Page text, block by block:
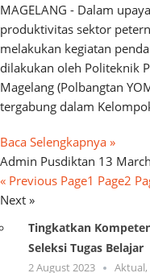
MAGELANG - Dalam
produktivitas sektor
melakukan kegiatan
dilakukan oleh Politeknik
Magelang (Polbangtan
tergabung dalam
Baca Selengkapnya »
Admin Pusdiktan 13
« Previous Page1 Page2
Next »
Tingkatkan
Seleksi Tugas Belajar
2 August 2023 Aktual,